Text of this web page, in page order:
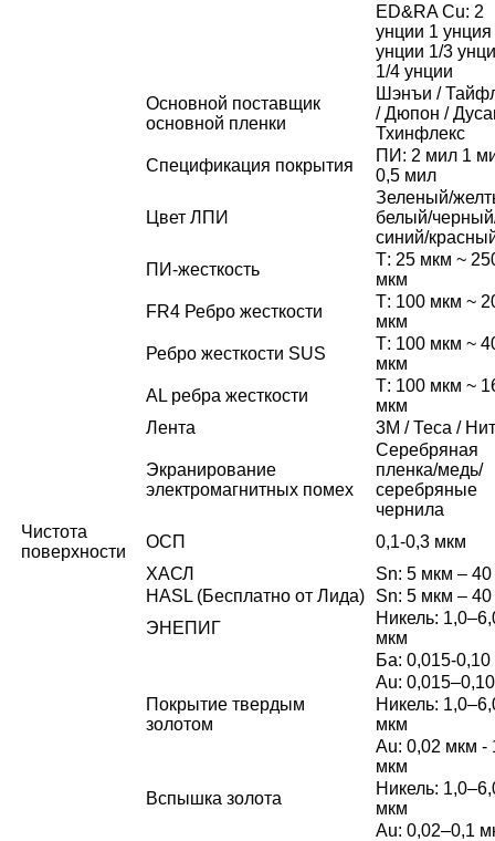
ED&RA Cu: 2
унции 1 унция
унции 1/3
1/4 унции
Основной поставщик
основной пленки
Шэнъи /
/ Дюпон /
Тхинфлекс
Спецификация покрытия
ПИ: 2 мил 1
0,5 мил
Цвет ЛПИ
Зеленый/
белый/
синий/
ПИ-жесткость
Т: 25 мкм ~
мкм
FR4 Ребро жесткости
Т: 100 мкм ~
мкм
Ребро жесткости SUS
Т: 100 мкм ~
мкм
AL ребра жесткости
Т: 100 мкм ~
мкм
Лента
3М / Теса /
Экранирование
электромагнитных помех
Серебряная
пленка/медь/
серебряные
чернила
Чистота
поверхности
ОСП
0,1-0,3 мкм
ХАСЛ
Sn: 5 мкм –
HASL (Бесплатно от Лида)
Sn: 5 мкм –
ЭНЕПИГ
Никель:
мкм
Ба: 0,015-
Au:
Покрытие твердым
золотом
Никель:
мкм
Au: 0,02 мкм -
мкм
Вспышка золота
Никель:
мкм
Au: 0,02–0,1